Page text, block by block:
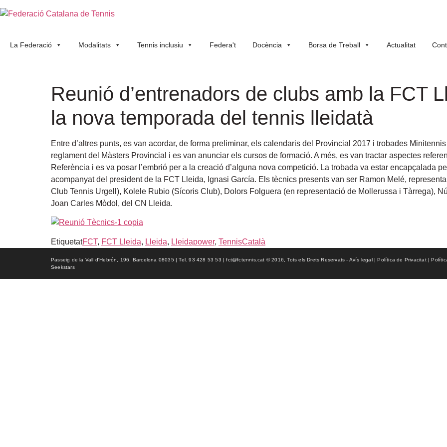
La Federació Modalitats Tennis inclusiu Federa't Docència Borsa de Treball Actualitat
Reunió d’entrenadors de clubs amb la FCT
la nova temporada del tennis lleidatà
Entre d’altres punts, es van acordar, de forma preliminar, els calendaris del Provincial 2017 i trobades
reglament del Màsters Provincial i es van anunciar els cursos de formació. A més, es van tractar aspectes
Referència i es va posar l’embrió per a la creació d’alguna nova competició. La trobada va estar encapçalada
acompanyat del president de la FCT Lleida, Ignasi García. Els tècnics presents van ser Ramon Melé,
Club Tennis Urgell), Kolele Rubio (Sícoris Club), Dolors Folguera (en representació de Mollerussa i Tàrrega),
Joan Carles Mòdol, del CN Lleida.
EtiquetatFCT, FCT Lleida, Lleida, Lleidapower, TennisCatalà
Passeig de la Vall d'Hebrón, 196. Barcelona 08035 | Tel. 93 428 53 53 | fct@fctennis.cat © 2016, Tots els Drets Reservats - Avís legal | Política de Privacitat |
Seekstars